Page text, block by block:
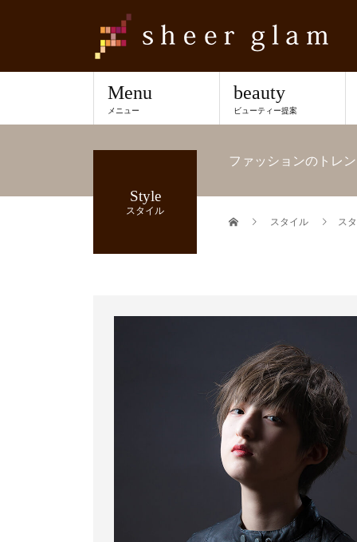
Menu
メニュー
beauty
ビューティー提案
Style
スタイル
ファッションのトレ
スタイル ス